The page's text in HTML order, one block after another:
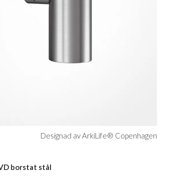
Designad av ArkiLife® Copenhagen
borstat stål